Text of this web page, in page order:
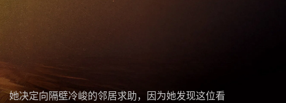
她决定向隔壁冷峻的邻居求助，因为她发现这位看